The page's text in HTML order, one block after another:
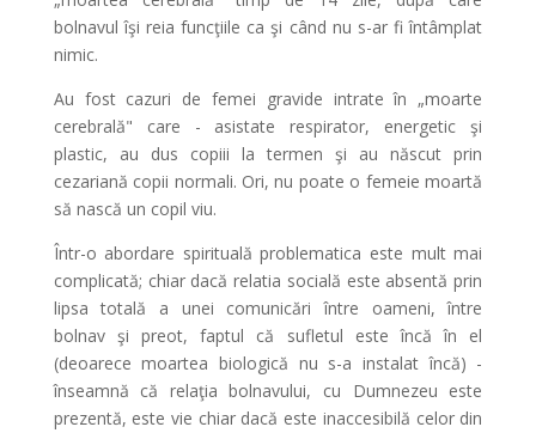
bolnavul îşi reia funcţiile ca şi când nu s-ar fi întâmplat
nimic.
Au fost cazuri de femei gravide intrate în „moarte
cerebrală" care - asistate respirator, energetic şi
plastic, au dus copiii la termen şi au născut prin
cezariană copii normali. Ori, nu poate o femeie moartă
să nască un copil viu.
Într-o abordare spirituală problematica este mult mai
complicată; chiar dacă relatia socială este absentă prin
lipsa totală a unei comunicări între oameni, între
bolnav şi preot, faptul că sufletul este încă în el
(deoarece moartea biologică nu s-a instalat încă) -
înseamnă că relaţia bolnavului, cu Dumnezeu este
prezentă, este vie chiar dacă este inaccesibilă celor din